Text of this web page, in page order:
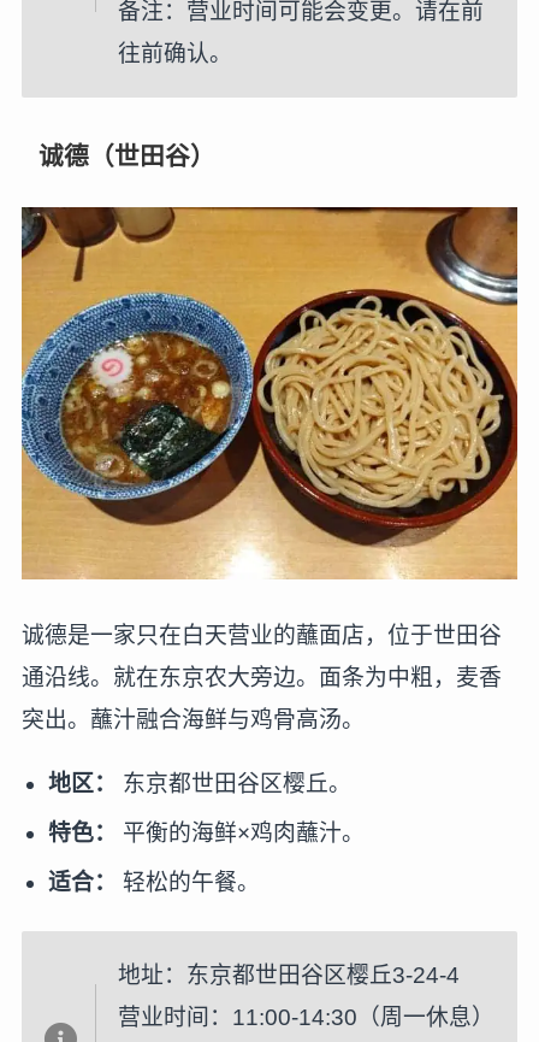
备注：营业时间可能会变更。请在前
往前确认。
诚德（世田谷）
诚德是一家只在白天营业的蘸面店，位于世田谷
通沿线。就在东京农大旁边。面条为中粗，麦香
突出。蘸汁融合海鲜与鸡骨高汤。
地区：
东京都世田谷区樱丘。
特色：
平衡的海鲜×鸡肉蘸汁。
适合：
轻松的午餐。
地址：东京都世田谷区樱丘3-24-4
营业时间：11:00-14:30（周一休息）